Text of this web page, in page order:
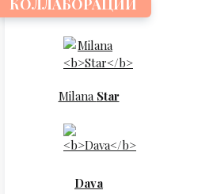
КОЛЛАБОРАЦИИ
Milana Star
Dava